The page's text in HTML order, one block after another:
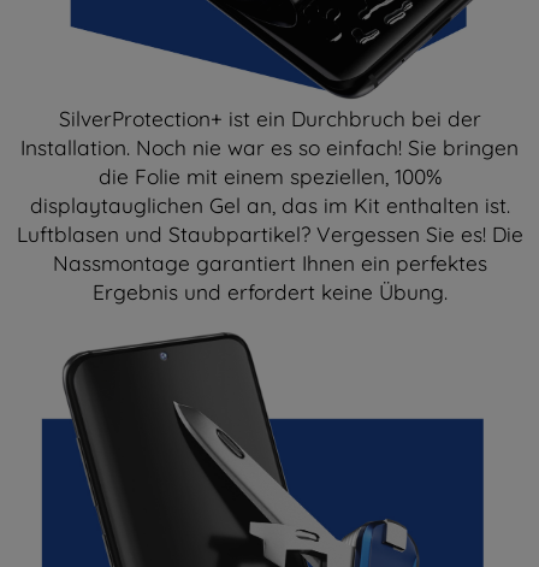
SilverProtection+ ist ein Durchbruch bei der
Installation. Noch nie war es so einfach! Sie bringen
die Folie mit einem speziellen, 100%
displaytauglichen Gel an, das im Kit enthalten ist.
Luftblasen und Staubpartikel? Vergessen Sie es! Die
Nassmontage garantiert Ihnen ein perfektes
Ergebnis und erfordert keine Übung.